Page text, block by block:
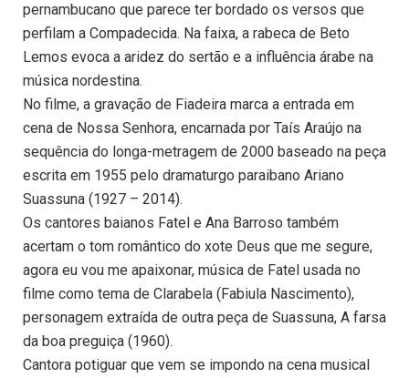
pernambucano que parece ter bordado os versos que
perfilam a Compadecida. Na faixa, a rabeca de Beto
Lemos evoca a aridez do sertão e a influência árabe na
música nordestina.
No filme, a gravação de Fiadeira marca a entrada em
cena de Nossa Senhora, encarnada por Taís Araújo na
sequência do longa-metragem de 2000 baseado na peça
escrita em 1955 pelo dramaturgo paraibano Ariano
Suassuna (1927 – 2014).
Os cantores baianos Fatel e Ana Barroso também
acertam o tom romântico do xote Deus que me segure,
agora eu vou me apaixonar, música de Fatel usada no
filme como tema de Clarabela (Fabiula Nascimento),
personagem extraída de outra peça de Suassuna, A farsa
da boa preguiça (1960).
Cantora potiguar que vem se impondo na cena musical